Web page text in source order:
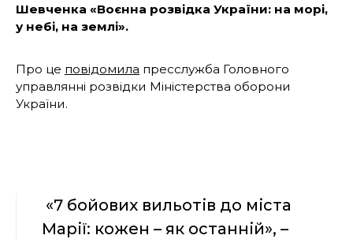
Шевченка «Воєнна розвідка України: на морі,
у небі, на землі».
Про це повідомила пресслужба Головного
управлянні розвідки Міністерства оборони
України.
«7 бойових вильотів до міста
Марії: кожен – як останній», –